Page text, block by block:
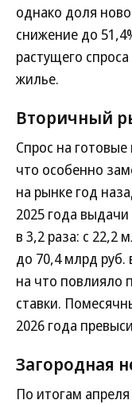
однако доля
снижение до
растущего
жилье.
Вторичный
Спрос на
что особенно
на рынке год
2025 года
в 3,2 раза: с 22,2
до 70,4 млрд руб.
на что повлияло
ставки.
2026 года
Загородная
По итогам